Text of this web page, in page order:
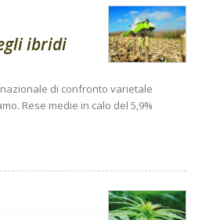
ibridi
di confronto varietale
Rese medie in calo del 5,9%